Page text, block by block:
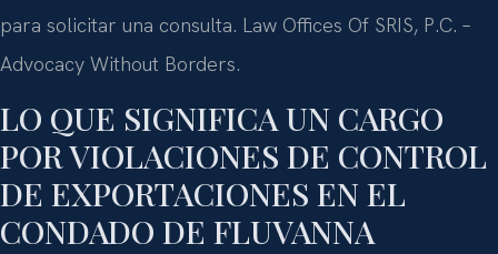
para solicitar una consulta. Law Offices Of SRIS, P.C. –
Advocacy Without Borders.
LO QUE SIGNIFICA UN CARGO
POR VIOLACIONES DE CONTROL
DE EXPORTACIONES EN EL
CONDADO DE FLUVANNA